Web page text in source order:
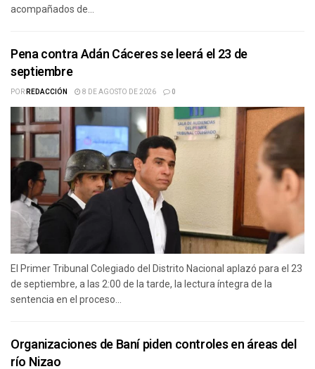
acompañados de...
Pena contra Adán Cáceres se leerá el 23 de
septiembre
PORREDACCIÓN 8 DE AGOSTO DE 2026 0
El Primer Tribunal Colegiado del Distrito Nacional aplazó para el 23
de septiembre, a las 2:00 de la tarde, la lectura íntegra de la
sentencia en el proceso...
Organizaciones de Baní piden controles en áreas del
río Nizao